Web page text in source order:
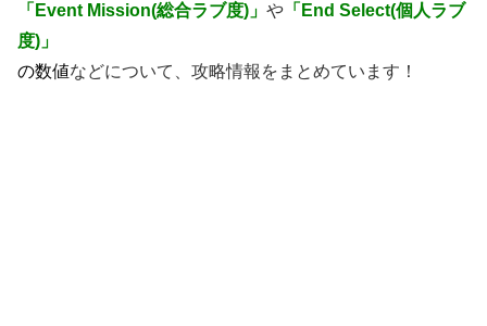
「Event Mission(総合ラブ度)」 や 「End Select(個人ラブ
度)」
の数値などについて、攻略情報をまとめています！